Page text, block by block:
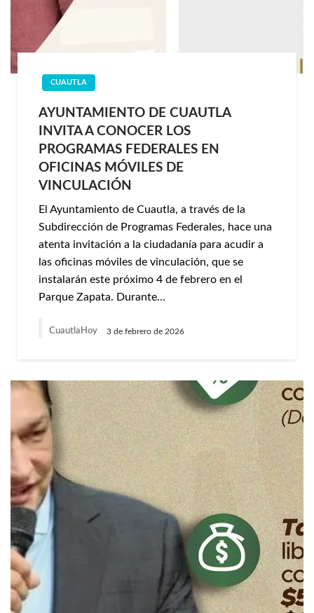
CUAUTLA
AYUNTAMIENTO DE CUAUTLA
INVITA A CONOCER LOS
PROGRAMAS FEDERALES EN
OFICINAS MÓVILES DE
VINCULACIÓN
El Ayuntamiento de Cuautla, a través de la
Subdirección de Programas Federales, hace una
atenta invitación a la ciudadanía para acudir a
las oficinas móviles de vinculación, que se
instalarán este próximo 4 de febrero en el
Parque Zapata. Durante…
CuautlaHoy 3 de febrero de 2026